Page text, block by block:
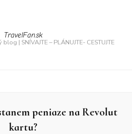
TravelFan.sk
| SNÍVAJTE – PLÁNUJTE- CESTUJTE
peniaze na Revolut
kartu?